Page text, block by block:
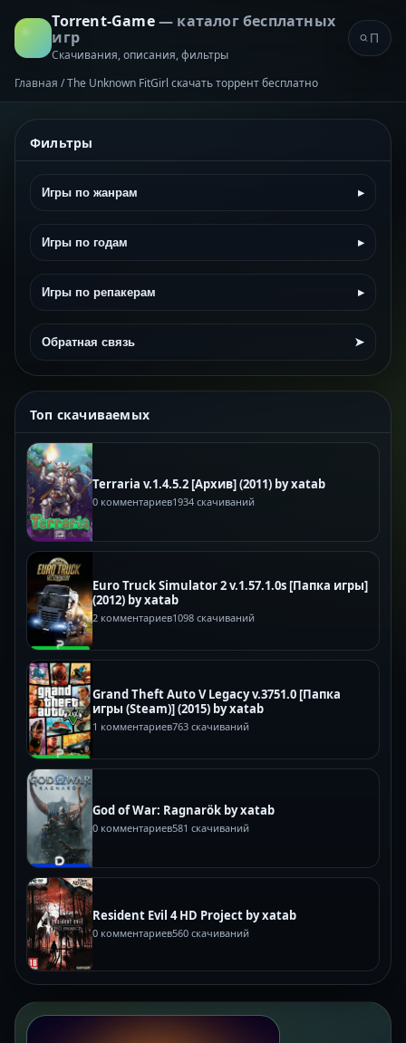
Torrent-Game— каталог бесплатных
игр
Скачивания, описания, фильтры
Главная /The Unknown FitGirl скачать торрент бесплатно
Фильтры
Игры по жанрам ▸
Игры по годам ▸
Игры по репакерам ▸
Обратная связь ➤
Топ скачиваемых
Terraria v.1.4.5.2 [Архив] (2011) by xatab
0 комментариев1934 скачиваний
Euro Truck Simulator 2 v.1.57.1.0s [Папка игры]
(2012) by xatab
2 комментариев1098 скачиваний
Grand Theft Auto V Legacy v.3751.0 [Папка
игры (Steam)] (2015) by xatab
1 комментариев763 скачиваний
God of War: Ragnarök by xatab
0 комментариев581 скачиваний
Resident Evil 4 HD Project by xatab
0 комментариев560 скачиваний